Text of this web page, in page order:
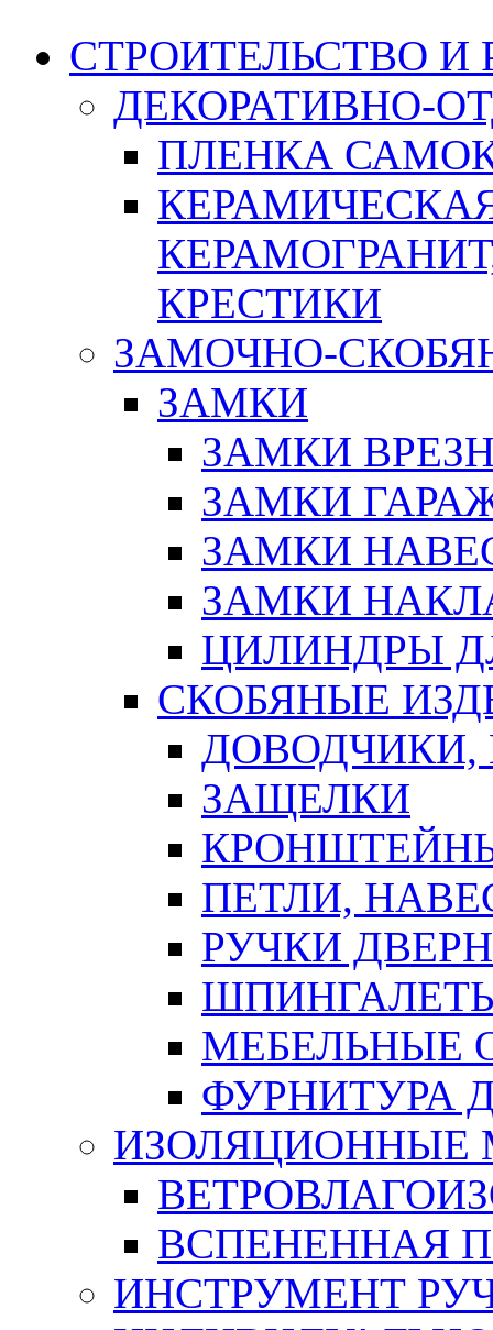
СТРОИТЕЛЬСТВО И
ДЕКОРАТИВНО-
ПЛЕНКА
КРЕСТИКИ
ЗАМОЧНО-
ЗАМКИ
ЗАМКИ
ЗАМКИ
ЗАМКИ
ЗАМКИ
ЦИЛИНДРЫ
СКОБЯНЫЕ
ЗАЩЕЛКИ
ПЕТЛИ,
РУЧКИ
МЕБЕЛЬНЫЕ
ФУРНИТУРА
ИЗОЛЯЦИОННЫЕ
ВСПЕНЕННАЯ
ИНСТРУМЕНТ